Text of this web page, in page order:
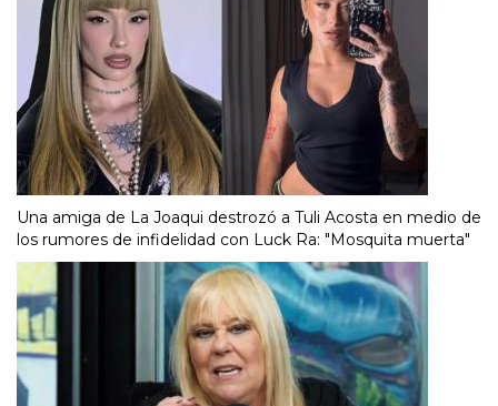
Una amiga de La Joaqui destrozó a Tuli Acosta en medio de
los rumores de infidelidad con Luck Ra: "Mosquita muerta"